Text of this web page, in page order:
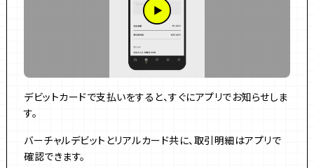
デビットカードで支払いをすると、すぐにアプリでお知らせしま
す。
バーチャルデビットとリアルカード共に、取引明細はアプリで
確認できます。